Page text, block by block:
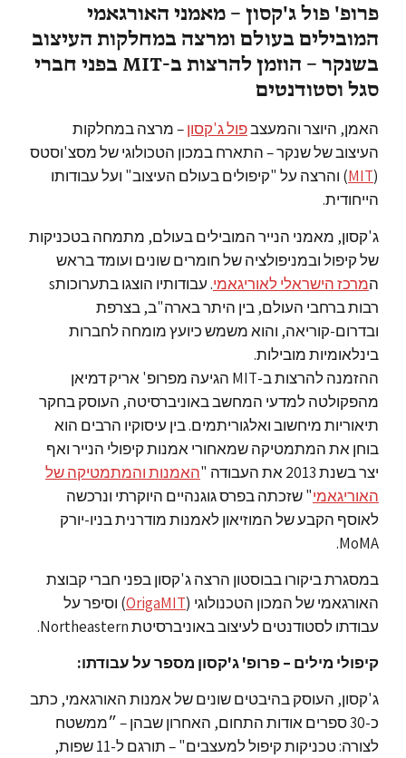
פרופ' פול ג'קסון – מאמני האורגאמי
המובילים בעולם ומרצה במחלקות העיצוב
בשנקר – הוזמן להרצות ב-MIT בפני חברי
סגל וסטודנטים
האמן, היוצר והמעצבפול ג'קסון– מרצה במחלקות
העיצוב של שנקר – התארח במכון הטכולוגי של מסצ'וסטס
(
MIT) והרצה על "קיפולים בעולם העיצוב" ועל עבודותו
הייחודית.
ג'קסון, מאמני הנייר המובילים בעולם, מתמחה בטכניקות
של קיפול ובמניפולציה של חומרים שונים ועומד בראש
המרכז הישראלי לאוריגאמי
. עבודותיו הוצגו בתערוכותs
רבות ברחבי העולם, בין היתר בארה"ב, בצרפת
ובדרום-קוריאה, והוא משמש כיועץ מומחה לחברות
בינלאומיות מובילות.
ההזמנה להרצות ב-MIT הגיעה מפרופ' אריק דמיאן
מהפקולטה למדעי המחשב באוניברסיטה, העוסק בחקר
תיאוריות מיחשוב ואלגוריתמים. בין עיסוקיו הרבים הוא
בוחן את המתמטיקה שמאחורי אמנות קיפולי הנייר ואף
יצר בשנת 2013 את העבודה "
האמנות והמתמטיקה של
האוריגאמי" שזכתה בפרס גוגנהיים היוקרתי ונרכשה
לאוסף הקבע של המוזיאון לאמנות מודרנית בניו-יורק
MoMA.
במסגרת ביקורו בבוסטון הרצה ג'קסון בפני חברי קבוצת
האורגאמי של המכון הטכנולוגי (OrigaMIT) וסיפר על
עבודתו לסטודנטים לעיצוב באוניברסיטת Northeastern.
קיפולי מילים – פרופ' ג'קסון מספר על עבודתו:
ג'קסון, העוסק בהיבטים שונים של אמנות האורגאמי, כתב
כ-30 ספרים אודות התחום, האחרון שבהן – ״ממשטח
לצורה: טכניקות קיפול למעצבים" – תורגם ל-11 שפות,